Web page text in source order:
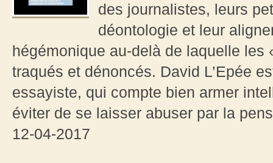
des journalistes, leurs
déontologie et leur
hégémonique au-delà de laquelle
traqués et dénoncés. David L’Epée
essayiste, qui compte bien armer
éviter de se laisser abuser par la
12-04-2017